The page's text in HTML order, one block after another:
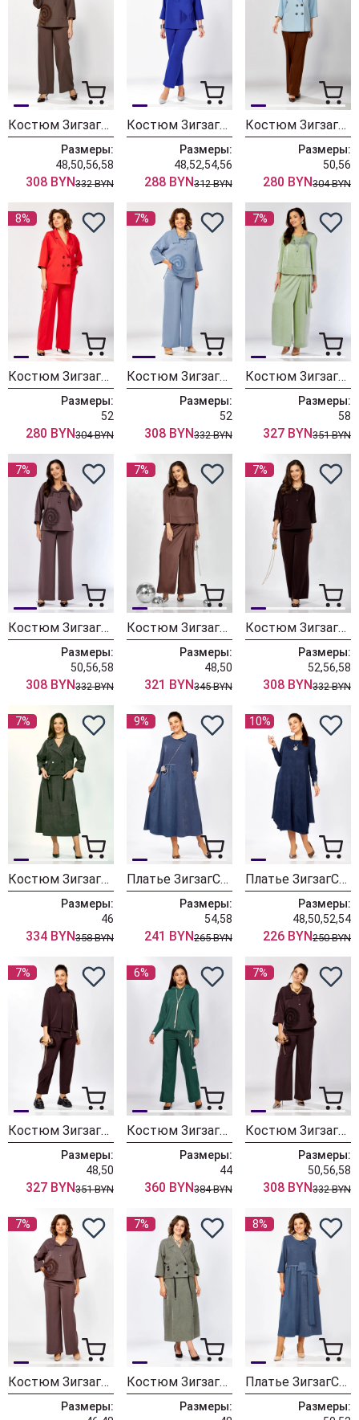
Костюм ЗигзагСтиль 559-2 шоколадный мусс
Размеры:
48,50,56,58
308 BYN332 BYN
Костюм ЗигзагСтиль 631 василек
Размеры:
48,52,54,56
288 BYN312 BYN
Костюм ЗигзагСтиль 630 голубой + коричневый
Размеры:
50,56
280 BYN304 BYN
8%
Костюм ЗигзагСтиль 630 красный
Размеры:
52
280 BYN304 BYN
7%
Костюм ЗигзагСтиль 559-2 светло-голубой
Размеры:
52
308 BYN332 BYN
7%
Костюм ЗигзагСтиль 626-2 фисташковый
Размеры:
58
327 BYN351 BYN
7%
Костюм ЗигзагСтиль 559-2 клевер
Размеры:
50,56,58
308 BYN332 BYN
7%
Костюм ЗигзагСтиль 626 молочный шоколад
Размеры:
48,50
321 BYN345 BYN
7%
Костюм ЗигзагСтиль 559-2 темная ежевика
Размеры:
52,56,58
308 BYN332 BYN
7%
Костюм ЗигзагСтиль 608-темный мох
Размеры:
46
334 BYN358 BYN
9%
Платье ЗигзагСтиль 619
Размеры:
54,58
241 BYN265 BYN
10%
Платье ЗигзагСтиль 618
Размеры:
48,50,52,54
226 BYN250 BYN
7%
Костюм ЗигзагСтиль 620
Размеры:
48,50
327 BYN351 BYN
6%
Костюм ЗигзагСтиль 617
Размеры:
44
360 BYN384 BYN
7%
Костюм ЗигзагСтиль 559-2 сливовый
Размеры:
50,56,58
308 BYN332 BYN
7%
Костюм ЗигзагСтиль 559-2 капучино
Размеры:
7%
Костюм ЗигзагСтиль 608
Размеры:
8%
Платье ЗигзагСтиль 615
Размеры: